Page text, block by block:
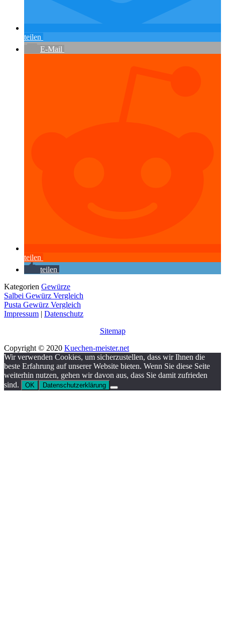
teilen
E-Mail
teilen
teilen
Kategorien Gewürze
Salbei Gewürz Vergleich
Pusta Gewürz Vergleich
Impressum | Datenschutz
Sitemap
Copyright © 2020 Kuechen-meister.net
Wir verwenden Cookies, um sicherzustellen, dass wir Ihnen die
beste Erfahrung auf unserer Website bieten. Wenn Sie diese Seite
weiterhin nutzen, gehen wir davon aus, dass Sie damit zufrieden
sind.
OK Datenschutzerklärung